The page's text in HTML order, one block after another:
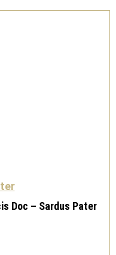
Doc – Sardus Pater